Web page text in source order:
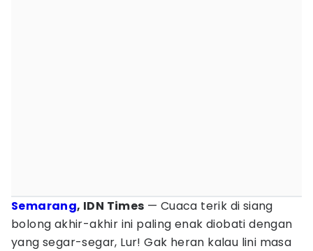
Semarang, IDN Times — Cuaca terik di siang
bolong akhir-akhir ini paling enak diobati dengan
yang segar-segar, Lur! Gak heran kalau lini masa